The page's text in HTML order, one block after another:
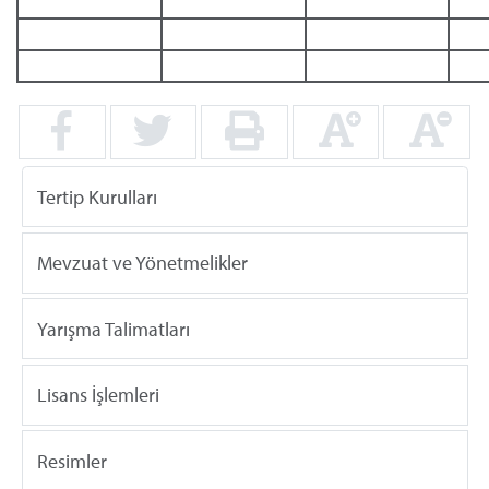
Tertip Kurulları
Mevzuat ve Yönetmelikler
Yarışma Talimatları
Lisans İşlemleri
Resimler